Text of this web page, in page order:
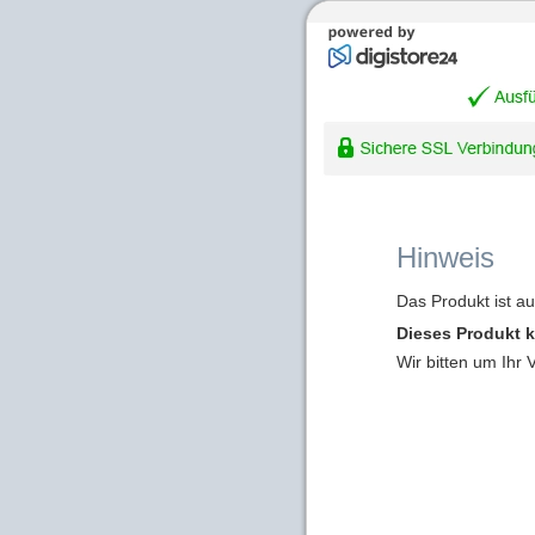
Hinweis
Das Produkt ist
Dieses Produkt
Wir bitten um Ihr